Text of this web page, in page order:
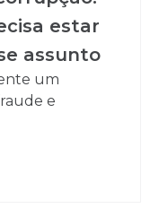
estar
assunto
um
e